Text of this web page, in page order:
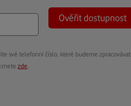
Ověřit dostupnost
své telefonní číslo, které budeme zpracovávat
zde